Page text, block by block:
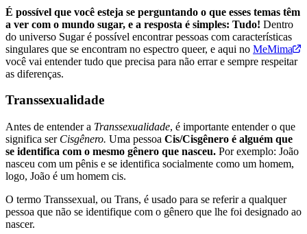
É possível que você esteja se perguntando o que esses temas têm
a ver com o mundo sugar, e a resposta é simples: Tudo! Dentro
do universo Sugar é possível encontrar pessoas com características
singulares que se encontram no espectro queer, e aqui no MeMima
você vai entender tudo que precisa para não errar e sempre respeitar
as diferenças.
Transsexualidade
Antes de entender a Transsexualidade, é importante entender o que
significa ser Cisgênero. Uma pessoa Cis/Cisgênero é alguém que
se identifica com o mesmo gênero que nasceu. Por exemplo: João
nasceu com um pênis e se identifica socialmente como um homem,
logo, João é um homem cis.
O termo Transsexual, ou Trans, é usado para se referir a qualquer
pessoa que não se identifique com o gênero que lhe foi designado ao
nascer.